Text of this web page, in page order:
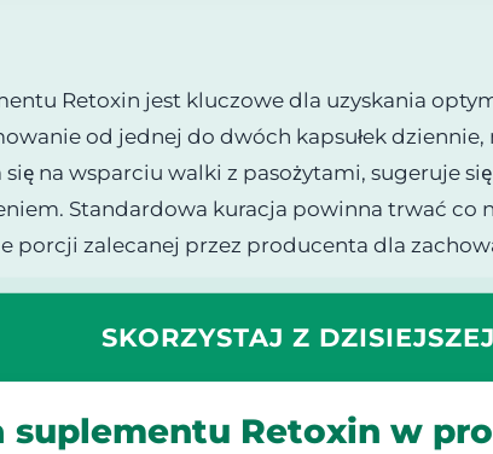
Retoxin jest kluczowe dla uzyskania
od jednej do dwóch kapsułek
na wsparciu walki z pasożytami, sugeruje
Standardowa kuracja powinna trwać co
porcji zalecanej przez producenta dla
SKORZYSTAJ Z
suplementu Retoxin w